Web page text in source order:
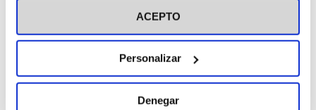
ACEPTO
Personalizar
Denegar
Piedad y Propaganda en el Consejo
Diocesano de Juventudes de Acción
Católica. Presidente de la Federación de
Estudiantes Católicos de Jaén y